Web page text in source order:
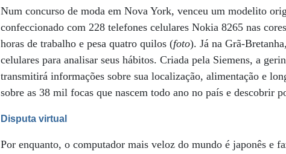
Num concurso de moda em Nova York, venceu um modelito
confeccionado com 228 telefones celulares Nokia 8265 nas
horas de trabalho e pesa quatro quilos (foto). Já na Grã-
celulares para analisar seus hábitos. Criada pela Siemens, a
transmitirá informações sobre sua localização, alimentação e
sobre as 38 mil focas que nascem todo ano no país e descobrir
Disputa virtual
Por enquanto, o computador mais veloz do mundo é japonês e